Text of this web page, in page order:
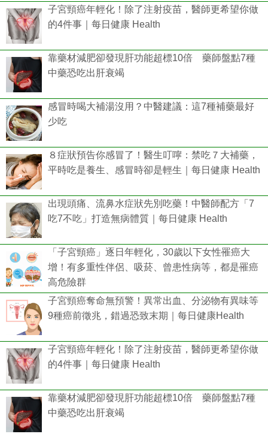
子宮頸癌年輕化！除了注射疫苗，醫師更希望你做
的4件事｜每日健康 Health
靠藥材減肥卻發現肝功能超標10倍 藥師盤點7種
中藥恐吃出肝衰竭
感冒時喝大補湯沒用？中醫建議：這7種補藥最好
少吃
８症狀預告你感冒了！醫生叮嚀：禁吃７大補藥，
平時吃是養生、感冒時卻是輕生｜每日健康 Health
出現頭痛、流鼻水症狀先別吃藥！中醫師配方「7
吃7不吃」打造無病體質｜每日健康 Health
「子宮頸癌」逐日年輕化，30歲以下女性罹癌大
增！有多重性伴侶、吸菸、曾患性病等，都是罹癌
高危險群
子宮頸癌奪命無預警！異常出血、分泌物有異味等
9種癌前徵兆，錯過恐致末期｜每日健康Health
子宮頸癌年輕化！除了注射疫苗，醫師更希望你做
的4件事｜每日健康 Health
靠藥材減肥卻發現肝功能超標10倍 藥師盤點7種
中藥恐吃出肝衰竭